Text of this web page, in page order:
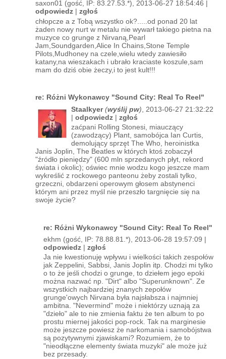
saxon01 (gość, IP: 83.27.53.*), 2013-06-27 18:54:46 |
odpowiedz |zgłoś
chłopcze a z Tobą wszystko ok?.....od ponad 20 lat
żaden nowy nurt w metalu nie wywarł takiego pietna na
muzyce co grunge z Nirvaną,Pearl
Jam,Soundgarden,Alice In Chains,Stone Temple
Pilots,Mudhoney na czele,wielu wtedy zawiesiło
katany,na wieszakach i ubrało kraciaste koszule,sam
mam do dziś obie żeczy,i to jest kult!!!
re: Różni Wykonawcy "Sound City: Real To Reel"
Staalkyer (wyślij pw) , 2013-06-27 21:32:22
| odpowiedz| zgłoś
zaćpani Rolling Stonesi, miauczący
(zawodzący) Plant, samobójca Ian Curtis,
demolujący sprzęt The Who, heroinistka
Janis Joplin, The Beatles w których ktoś zobaczył
"źródło pieniędzy" (600 mln sprzedanych płyt, rekord
świata i okolic); oświec mnie wodzu kogo jeszcze mam
wykreślić z rockowego panteonu żeby zostali tylko,
grzeczni, obdarzeni operowym głosem abstynenci
którym ani przez myśl nie przeszło targnięcie się na
swoje życie?
re: Różni Wykonawcy "Sound City: Real To Reel"
ekhm (gość, IP: 78.88.81.*), 2013-06-28 19:57:09 |
odpowiedz |zgłoś
Ja nie kwestionuję wpływu i wielkości takich zespołów
jak Zeppelini, Sabbsi, Janis Joplin itp. Chodzi mi tylko
o to że jeśli chodzi o grunge, to dziełem jego epoki
można nazwać np. "Dirt" albo "Superunknown". Ze
wszystkich najbardziej znanych zepołów
grunge'owych Nirvana była najsłabsza i najmniej
ambitna. "Nevermind" może i niektórzy uznają za
"dzieło" ale to nie zmienia faktu że ten album to po
prostu miernej jakości pop-rock. Tak na marginesie
może jeszcze powiesz że narkomania i samobójstwa
są pozytywnymi zjawiskami? Rozumiem, że to
"nieodłączne elementy świata muzyki" ale może już
bez przesady.